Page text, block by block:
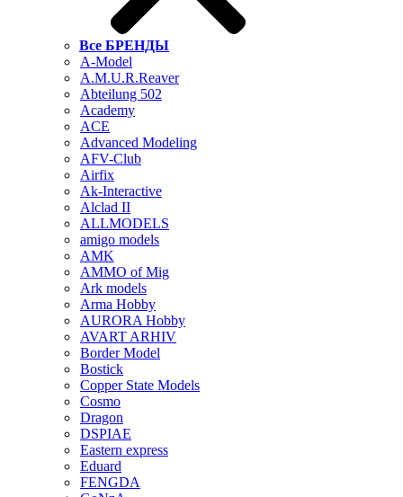
Все БРЕНДЫ
A-Model
A.M.U.R.Reaver
Abteilung 502
Academy
ACE
Advanced Modeling
AFV-Club
Airfix
Ak-Interactive
Alclad II
ALLMODELS
amigo models
AMK
AMMO of Mig
Ark models
Arma Hobby
AURORA Hobby
AVART ARHIV
Border Model
Bostick
Copper State Models
Cosmo
Dragon
DSPIAE
Eastern express
Eduard
FENGDA